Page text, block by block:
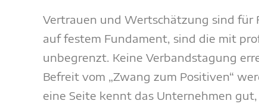
Vertrauen und Wertschätzung sind für
auf festem Fundament, sind die mit
unbegrenzt. Keine Verbandstagung
Befreit vom „Zwang zum Positiven“
eine Seite kennt das Unternehmen